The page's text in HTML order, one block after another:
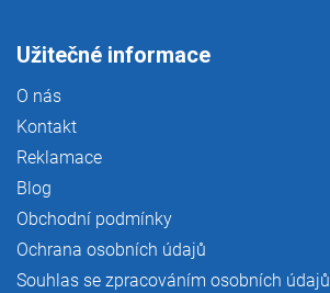
Užitečné informace
O nás
Kontakt
Reklamace
Blog
Obchodní podmínky
Ochrana osobních údajů
Souhlas se zpracováním osobních údajů